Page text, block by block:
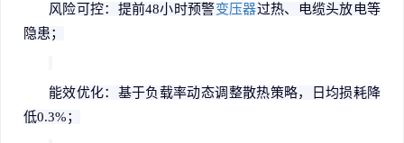
风险可控：提前48小时预警变压器过热、电缆头放电等
隐患；
能效优化：基于负载率动态调整散热策略，日均损耗降
低0.3%；